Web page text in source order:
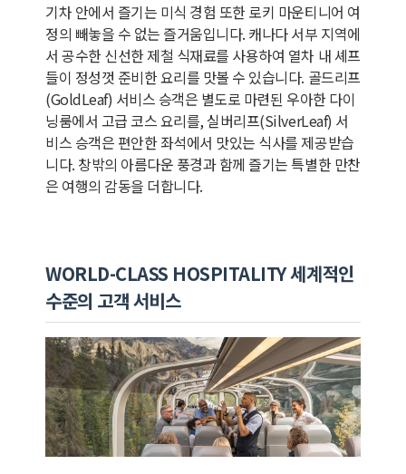
기차 안에서 즐기는 미식 경험 또한 로키 마운티니어 여
정의 빼놓을 수 없는 즐거움입니다. 캐나다 서부 지역에
서 공수한 신선한 제철 식재료를 사용하여 열차 내 셰프
들이 정성껏 준비한 요리를 맛볼 수 있습니다. 골드리프
(GoldLeaf) 서비스 승객은 별도로 마련된 우아한 다이
닝룸에서 고급 코스 요리를, 실버리프(SilverLeaf) 서
비스 승객은 편안한 좌석에서 맛있는 식사를 제공받습
니다. 창밖의 아름다운 풍경과 함께 즐기는 특별한 만찬
은 여행의 감동을 더합니다.
WORLD-CLASS HOSPITALITY 세계적인
수준의 고객 서비스